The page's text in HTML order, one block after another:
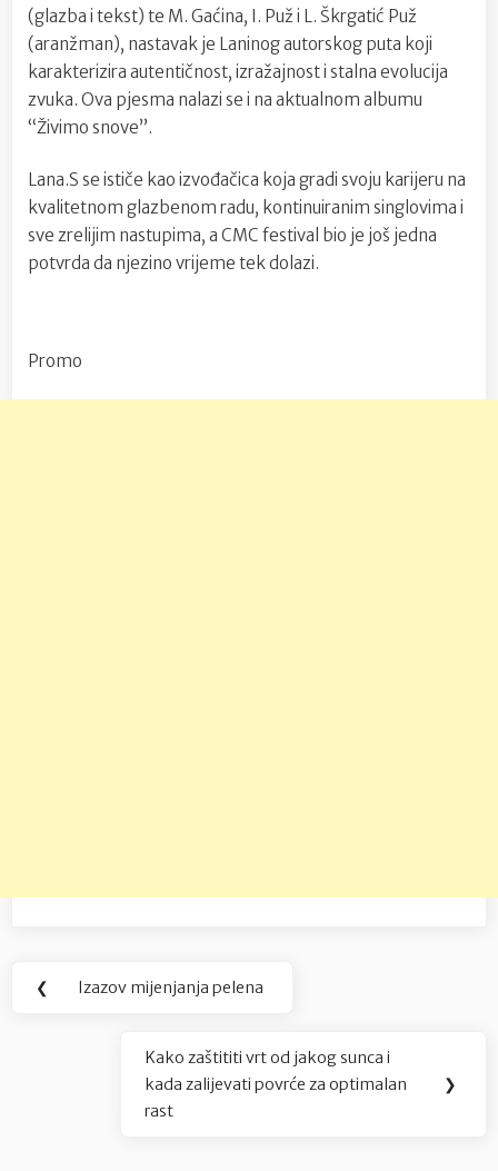
(glazba i tekst) te M. Gaćina, I. Puž i L. Škrgatić Puž
(aranžman), nastavak je Laninog autorskog puta koji
karakterizira autentičnost, izražajnost i stalna evolucija
zvuka. Ova pjesma nalazi se i na aktualnom albumu
“Živimo snove”.
Lana.S se ističe kao izvođačica koja gradi svoju karijeru na
kvalitetnom glazbenom radu, kontinuiranim singlovima i
sve zrelijim nastupima, a CMC festival bio je još jedna
potvrda da njezino vrijeme tek dolazi.
Promo
Navigacija
❮
Previous
Izazov mijenjanja pelena
Next
Post:
Kako zaštititi vrt od jakog sunca i
kada zalijevati povrće za optimalan
rast
❯